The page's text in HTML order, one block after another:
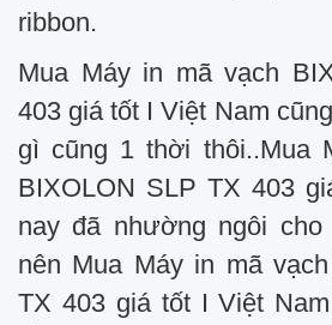
ribbon.
Mua Máy in mã vạch
403 giá tốt I Việt Nam
gì cũng 1 thời thôi..Mua
BIXOLON SLP TX 403
nay đã nhường ngôi cho
nên Mua Máy in mã
TX 403 giá tốt I Việt